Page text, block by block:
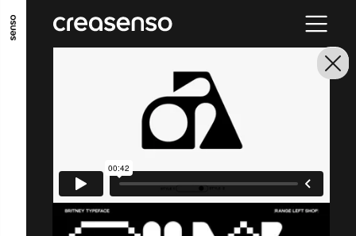
ALLER AU CONTENU PRINCIPAL
ALLER EN BAS DE PAGE